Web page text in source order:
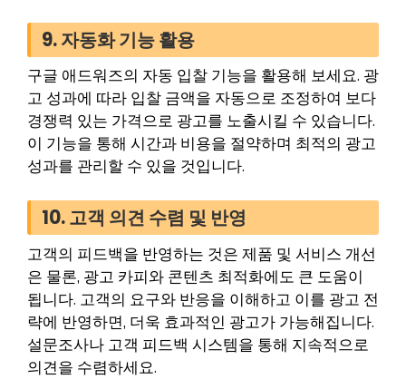
9. 자동화 기능 활용
구글 애드워즈의 자동 입찰 기능을 활용해 보세요. 광
고 성과에 따라 입찰 금액을 자동으로 조정하여 보다
경쟁력 있는 가격으로 광고를 노출시킬 수 있습니다.
이 기능을 통해 시간과 비용을 절약하며 최적의 광고
성과를 관리할 수 있을 것입니다.
10. 고객 의견 수렴 및 반영
고객의 피드백을 반영하는 것은 제품 및 서비스 개선
은 물론, 광고 카피와 콘텐츠 최적화에도 큰 도움이
됩니다. 고객의 요구와 반응을 이해하고 이를 광고 전
략에 반영하면, 더욱 효과적인 광고가 가능해집니다.
설문조사나 고객 피드백 시스템을 통해 지속적으로
의견을 수렴하세요.